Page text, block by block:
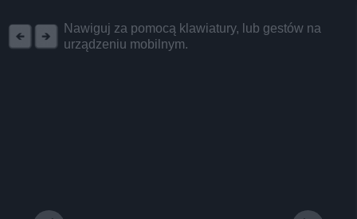
Nawiguj za pomocą klawiatury, lub gestów na
urządzeniu mobilnym.